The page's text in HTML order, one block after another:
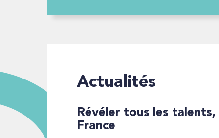
Actualités
2029
Révéler tous les talents, partout en
France